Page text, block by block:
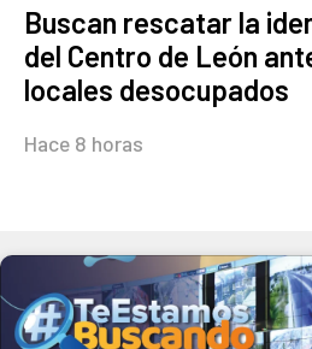
Buscan rescatar la
del Centro de León
locales desocupados
Hace 8 horas